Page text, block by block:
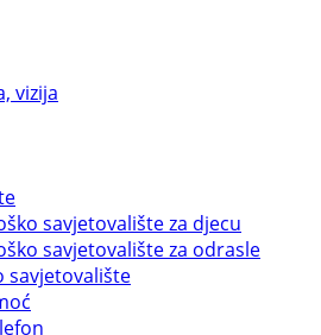
vizija
savjetovalište za djecu
savjetovalište za odrasle
savjetovalište